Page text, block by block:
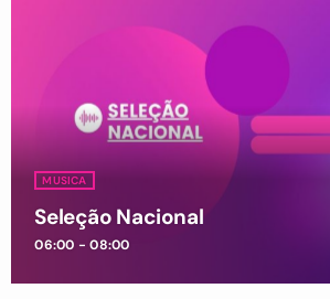
MUSICA
Seleção Nacional
06:00 - 08:00